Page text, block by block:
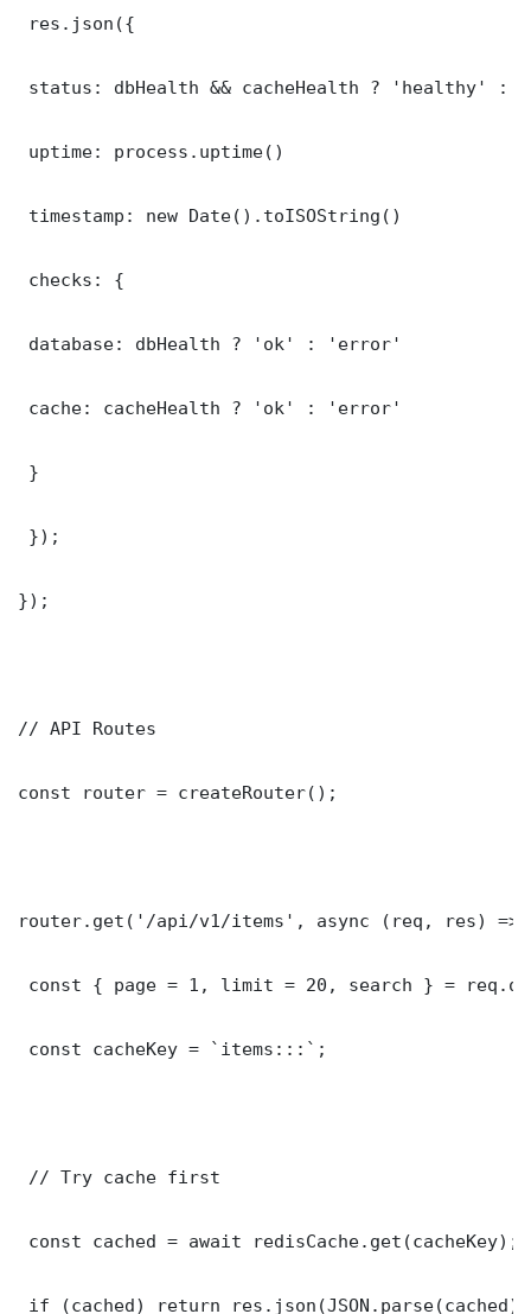
res.json({
status: dbHealth && cacheHealth ? 'healthy' :
uptime: process.uptime()
timestamp: new Date().toISOString()
checks: {
database: dbHealth ? 'ok' : 'error'
cache: cacheHealth ? 'ok' : 'error'
}
});
});
// API Routes
const router = createRouter();
router.get('/api/v1/items', async (req, res) =>
const { page = 1, limit = 20, search } =
const cacheKey = `items:::`;
// Try cache first
const cached = await redisCache.get(cacheKey);
if (cached) return